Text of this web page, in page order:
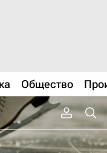
Общество